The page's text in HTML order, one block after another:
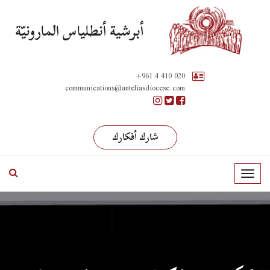
أبرشية أنطلياس المارونيّة
+961 4 410 020
communications@anteliasdiocese.com
شارك أفكارك
T
o
g